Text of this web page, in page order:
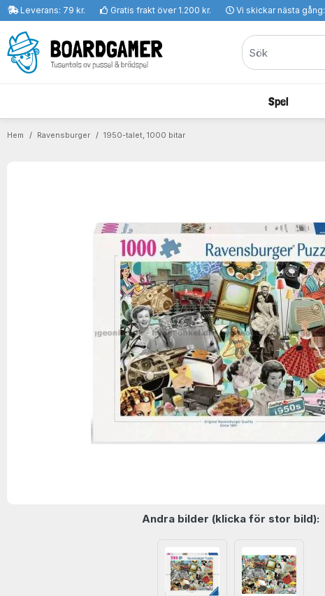
Leverans: 79 kr. Gratis frakt över 1.200 kr. Vi skickar nästa gång:
Spel
Hem Ravensburger 1950-talet, 1000 bitar
Andra bilder (klicka för stor bild):